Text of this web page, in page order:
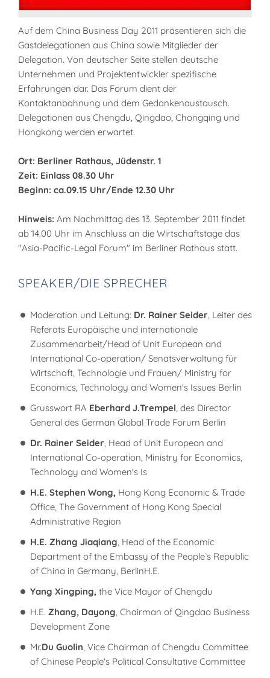
Auf dem China Business Day 2011 präsentieren sich die
Gastdelegationen aus China sowie Mitglieder der
Delegation. Von deutscher Seite stellen deutsche
Unternehmen und Projektentwickler spezifische
Erfahrungen dar. Das Forum dient der
Kontaktanbahnung und dem Gedankenaustausch.
Delegationen aus Chengdu, Qingdao, Chongqing und
Hongkong werden erwartet.
Ort: Berliner Rathaus, Jüdenstr. 1
Zeit: Einlass 08.30 Uhr
Beginn: ca.09.15 Uhr/Ende 12.30 Uhr
Hinweis: Am Nachmittag des 13. September 2011 findet
ab 14.00 Uhr im Anschluss an die Wirtschaftstage das
"Asia-Pacific-Legal Forum" im Berliner Rathaus statt.
SPEAKER/DIE SPRECHER
Moderation und Leitung: Dr. Rainer Seider, Leiter des
Referats Europäische und internationale
Zusammenarbeit/Head of Unit European and
International Co-operation/ Senatsverwaltung für
Wirtschaft, Technologie und Frauen/ Ministry for
Economics, Technology and Women's Issues Berlin
Grusswort RA Eberhard J.Trempel, des Director
General des German Global Trade Forum Berlin
Dr. Rainer Seider, Head of Unit European and
International Co-operation, Ministry for Economics,
Technology and Women's Is
H.E. Stephen Wong, Hong Kong Economic & Trade
Office, The Government of Hong Kong Special
Administrative Region
H.E. Zhang Jiaqiang, Head of the Economic
Department of the Embassy of the People`s Republic
of China in Germany, BerlinH.E.
Yang Xingping, the Vice Mayor of Chengdu
H.E. Zhang, Dayong, Chairman of Qingdao Business
Development Zone
Mr.Du Guolin, Vice Chairman of Chengdu Committee
of Chinese People's Political Consultative Committee